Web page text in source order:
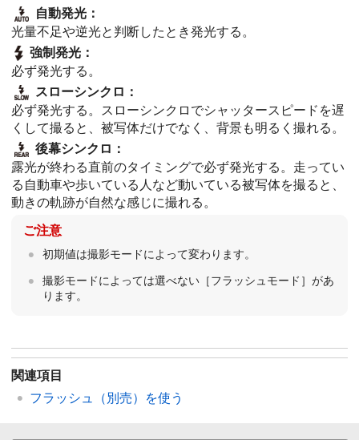
自動発光：
光量不足や逆光と判断したとき発光する。
強制発光 ：
必ず発光する。
スローシンクロ ：
必ず発光する。スローシンクロでシャッタースピードを遅
くして撮ると、被写体だけでなく、背景も明るく撮れる。
後幕シンクロ ：
露光が終わる直前のタイミングで必ず発光する。走ってい
る自動車や歩いている人など動いている被写体を撮ると、
動きの軌跡が自然な感じに撮れる。
ご注意
初期値は撮影モードによって変わります。
撮影モードによっては選べない［フラッシュモード］ があ
ります。
関連項目
フラッシュ（別売）を使う